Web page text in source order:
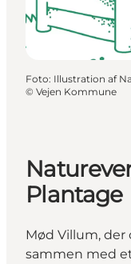
Foto: Illustration af
© Vejen Kommune
Plantage
Mød Villum,
sammen med